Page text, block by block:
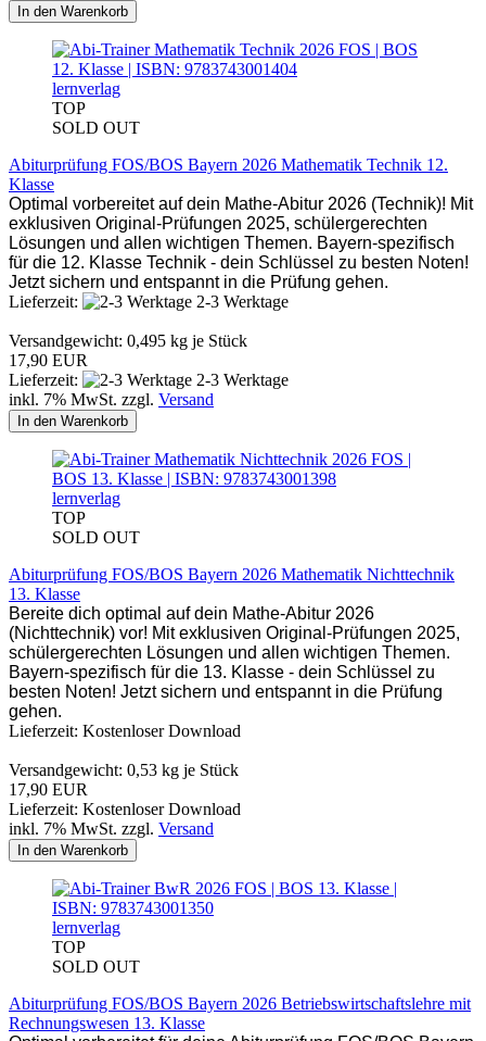
In den Warenkorb
lernverlag
TOP
SOLD OUT
Abiturprüfung FOS/BOS Bayern 2026 Mathematik Technik 12.
Klasse
Optimal vorbereitet auf dein Mathe-Abitur 2026 (Technik)! Mit
exklusiven Original-Prüfungen 2025, schülergerechten
Lösungen und allen wichtigen Themen. Bayern-spezifisch
für die 12. Klasse Technik - dein Schlüssel zu besten Noten!
Jetzt sichern und entspannt in die Prüfung gehen.
Lieferzeit:
2-3 Werktage
Versandgewicht: 0,495 kg je Stück
17,90 EUR
Lieferzeit:
2-3 Werktage
inkl. 7% MwSt. zzgl. Versand
In den Warenkorb
lernverlag
TOP
SOLD OUT
Abiturprüfung FOS/BOS Bayern 2026 Mathematik Nichttechnik
13. Klasse
Bereite dich optimal auf dein Mathe-Abitur 2026
(Nichttechnik) vor! Mit exklusiven Original-Prüfungen 2025,
schülergerechten Lösungen und allen wichtigen Themen.
Bayern-spezifisch für die 13. Klasse - dein Schlüssel zu
besten Noten! Jetzt sichern und entspannt in die Prüfung
gehen.
Lieferzeit: Kostenloser Download
Versandgewicht: 0,53 kg je Stück
17,90 EUR
Lieferzeit: Kostenloser Download
inkl. 7% MwSt. zzgl. Versand
In den Warenkorb
lernverlag
TOP
SOLD OUT
Abiturprüfung FOS/BOS Bayern 2026 Betriebswirtschaftslehre mit
Rechnungswesen 13. Klasse